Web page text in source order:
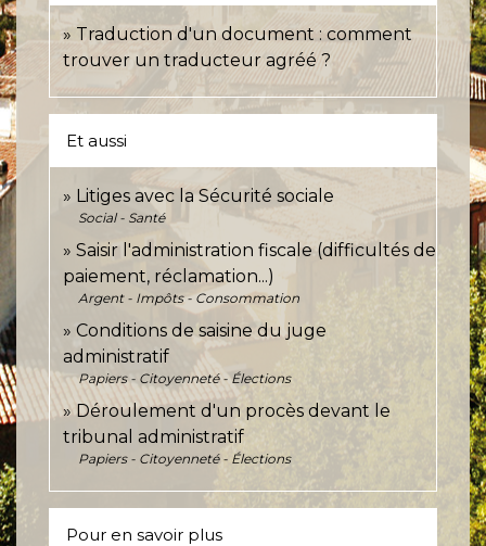
Traduction d'un document : comment
trouver un traducteur agréé ?
Et aussi
Litiges avec la Sécurité sociale
Social - Santé
Saisir l'administration fiscale (difficultés de
paiement, réclamation...)
Argent - Impôts - Consommation
Conditions de saisine du juge
administratif
Papiers - Citoyenneté - Élections
Déroulement d'un procès devant le
tribunal administratif
Papiers - Citoyenneté - Élections
Pour en savoir plus